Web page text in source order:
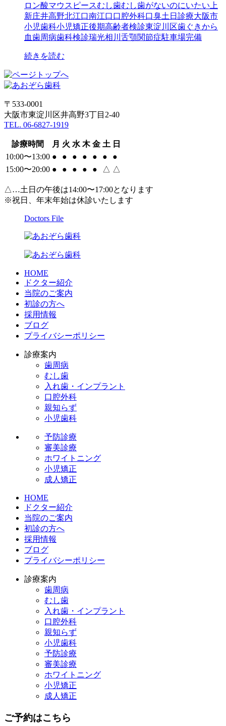
ロン酸マウスピースむし歯むし歯がないのにいたい 上
新庄井高野北江口南江口口腔外科口臭土日診療大阪市
小児歯科小児矯正後期高齢者検診東淀川区歯ぐきから
血歯周病歯科検診瑞光相川 舌顎関節症駐車場完備
続きを読む
〒533-0001
大阪市東淀川区井高野3丁目2-40
TEL. 06-6827-1919
診療時間 月 火 水 木 金 土 日
10:00〜13:00 ● ● ● ● ● ●
●
15:00〜20:00 ● ● ● ● ● △ △
△…土日の午後は14:00〜17:00となります
※祝日、年末年始は休診いたします
Doctors File
HOME
ドクター紹介
当院のご案内
初診の方へ
採用情報
ブログ
プライバシーポリシー
診療案内
歯周病
むし歯
入れ歯・インプラント
口腔外科
親知らず
小児歯科
予防診療
審美診療
ホワイトニング
小児矯正
成人矯正
HOME
ドクター紹介
当院のご案内
初診の方へ
採用情報
ブログ
プライバシーポリシー
診療案内
歯周病
むし歯
入れ歯・インプラント
口腔外科
親知らず
小児歯科
予防診療
審美診療
ホワイトニング
小児矯正
成人矯正
ご予約はこちら